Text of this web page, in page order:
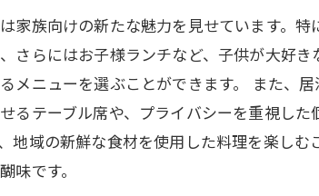
家族向けの新たな魅力を見せています。
さらにはお子様ランチなど、子供が大好
メニューを選ぶことができます。 また、
るテーブル席や、プライバシーを重視し
地域の新鮮な食材を使用した料理を楽し
味です。